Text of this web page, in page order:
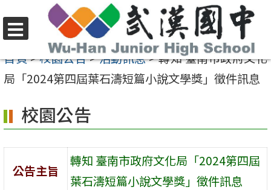
至
要
容
區
選
單
首頁>校園公告>活動訊息>轉知 臺南市政府文化
局「2024第四屆葉石濤短篇小說文學獎」徵件訊息
校園公告
公告主旨
轉知 臺南市政府文化局「2024第四屆
葉石濤短篇小說文學獎」徵件訊息